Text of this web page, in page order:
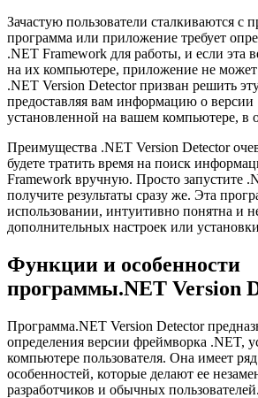
Зачастую пользователи сталкиваются с
программа или приложение требует
.NET Framework для работы, и если эта
на их компьютере, приложение не
.NET Version Detector призван решить
предоставляя вам информацию о
установленной на вашем компьютере, в
Преимущества .NET Version Detector
будете тратить время на поиск
Framework вручную. Просто запустите
получите результаты сразу же. Эта
использовании, интуитивно понятна и
дополнительных настроек или
Функции и особенности
программы.NET Version
Программа.NET Version Detector
определения версии фреймворка .NET,
компьютере пользователя. Она имеет
особенностей, которые делают ее
разработчиков и обычных пользователей.